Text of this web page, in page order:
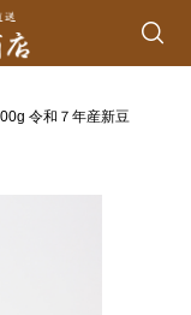
令和７年産新豆